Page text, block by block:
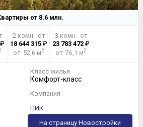
от 8.6 млн.
₽
2 комн. от
18 644 315₽
от 52,6 м2
3 комн. от
23 783 472 ₽
от 76,1 м2
Класс жилья
Комфорт-класс
Компания
ПИК
На страницу Новостройки